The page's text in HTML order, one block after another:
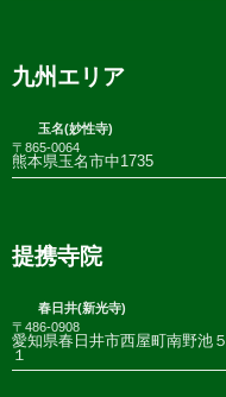
九州エリア
玉名(妙性寺)
〒865-0064
熊本県玉名市中1735
提携寺院
春日井(新光寺)
〒486-0908
愛知県春日井市西屋町南野池５
１